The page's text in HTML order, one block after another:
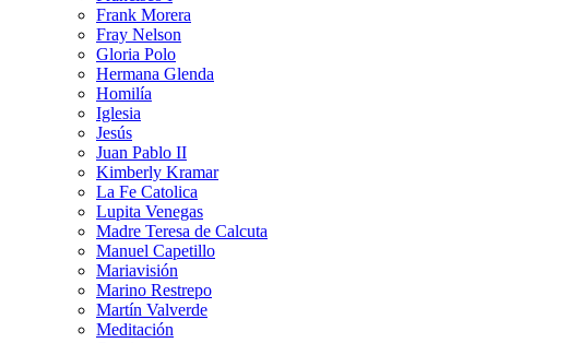
Frank Morera
Fray Nelson
Gloria Polo
Hermana Glenda
Homilía
Iglesia
Jesús
Juan Pablo II
Kimberly Kramar
La Fe Catolica
Lupita Venegas
Madre Teresa de Calcuta
Manuel Capetillo
Mariavisión
Marino Restrepo
Martín Valverde
Meditación